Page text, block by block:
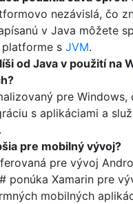
nezávislá, čo
v Java môžete
s JVM.
od Java v použití na
pre Windows,
s aplikáciami a
pre mobilný vývoj?
pre vývoj
ponúka Xamarin pre
mobilných